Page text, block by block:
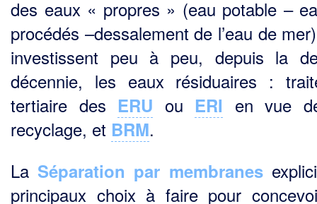
des eaux « propres » (eau potable –
procédés –dessalement de l’eau de
investissent peu à peu, depuis la
décennie, les eaux résiduaires :
tertiaire des ERU ou ERI en vue
recyclage, et BRM.
La Séparation par membranes
principaux choix à faire pour